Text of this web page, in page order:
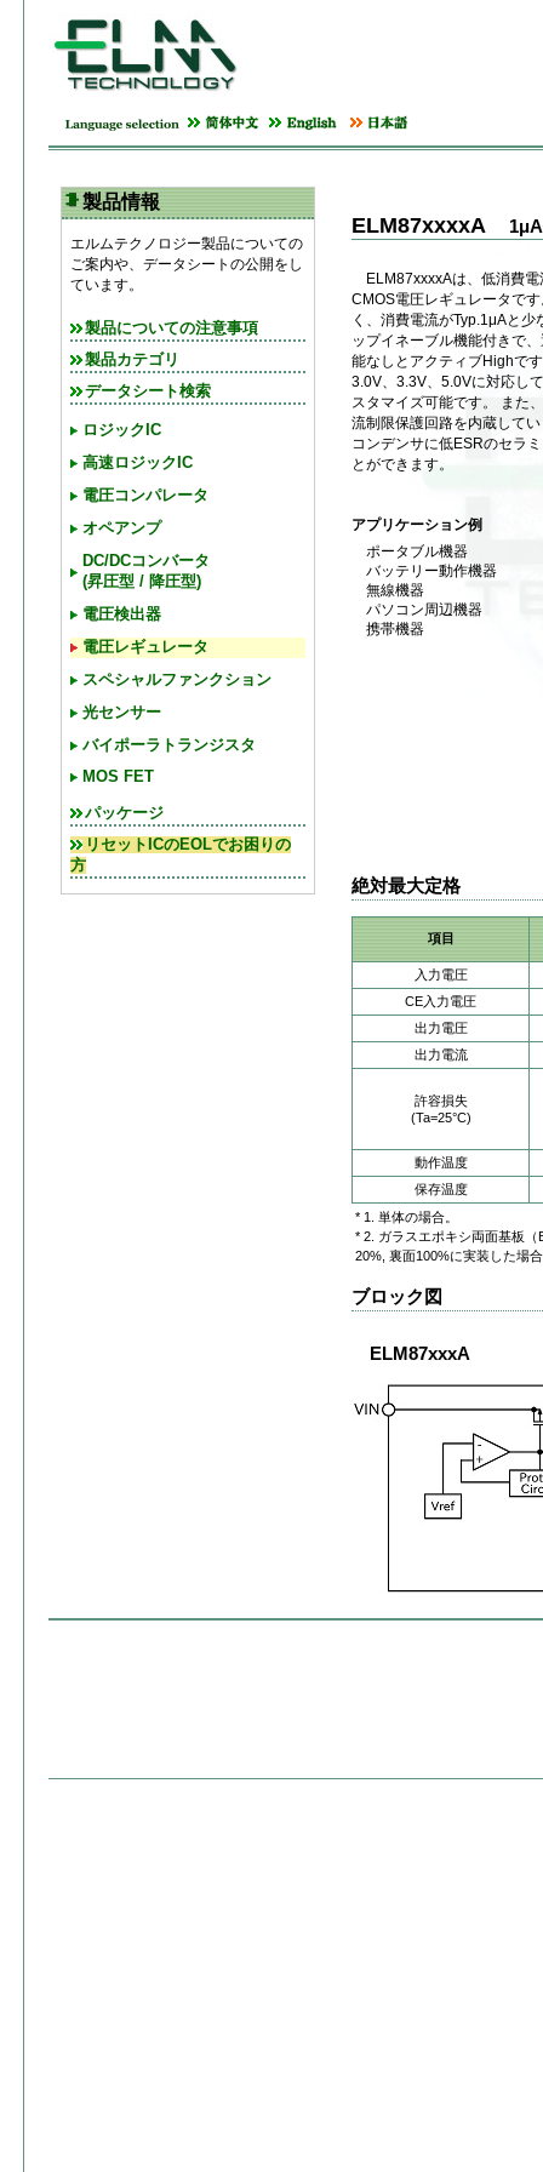
製品情報
エルムテクノロジー製品についての
ご案内や、データシートの公開をし
ています。
製品についての注意事項
製品カテゴリ
データシート検索
ロジックIC
高速ロジックIC
電圧コンパレータ
オペアンプ
DC/DCコンバータ
(昇圧型 / 降圧型)
電圧検出器
電圧レギュレータ
スペシャルファンクション
光センサー
バイポーラトランジスタ
MOS FET
パッケージ
リセットICのEOLでお困りの
方
ELM87xxxxA
ELM87xxxxAは、低消費電
CMOS電圧レギュレータで
く、消費電流がTyp.1μAと
ップイネーブル機能付きで
能なしとアクティブHighで
3.0V、3.3V、5.0Vに対応し
スタマイズ可能です。 また
流制限保護回路を内蔵して
コンデンサに低ESRのセラ
とができます。
アプリケーション例
ポータブル機器
バッテリー動作機器
無線機器
パソコン周辺機器
携帯機器
絶対最大定格
項目
入力電圧
CE入力電圧
出力電圧
出力電流
許容損失
(Ta=25°C)
動作温度
保存温度
* 1. 単体の場合。
* 2. ガラスエポキシ両面基板
20%, 裏面100%に実装した場
ブロック図
ELM87xxxA